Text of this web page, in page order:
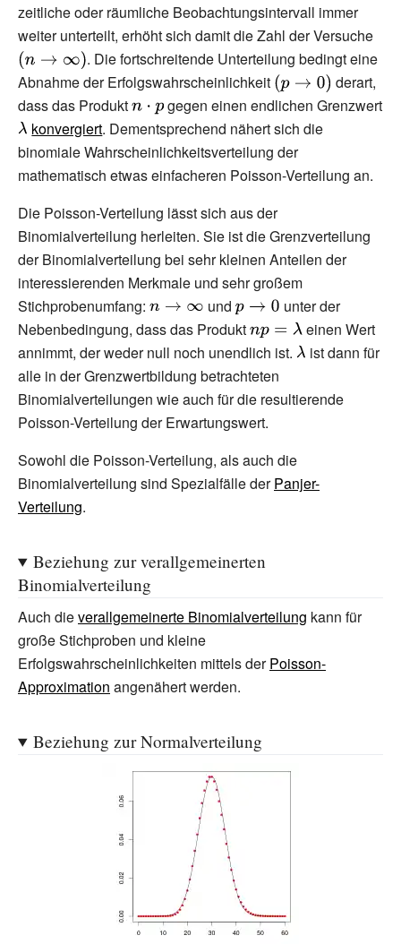
zeitliche oder räumliche Beobachtungsintervall immer
weiter unterteilt, erhöht sich damit die Zahl der Versuche
. Die fortschreitende Unterteilung bedingt eine
Abnahme der Erfolgswahrscheinlichkeit {\displaystyle
(p\to 0)}
derart,
dass das Produkt{\displaystyle
n\cdot p}
gegen einen endlichen Grenzwert
{\displaystyle
\lambda }
konvergiert. Dementsprechend nähert sich die
binomiale Wahrscheinlichkeitsverteilung der
mathematisch etwas einfacheren Poisson-Verteilung an.
Die Poisson-Verteilung lässt sich aus der
Binomialverteilung herleiten. Sie ist die Grenzverteilung
der Binomialverteilung bei sehr kleinen Anteilen der
interessierenden Merkmale und sehr großem
Stichprobenumfang: {\displaystyle
n\rightarrow
\infty }
und{\displaystyle
p\rightarrow
0}
unter der
Nebenbedingung, dass das Produkt{\displaystyle
np=\lambda }
einen Wert
annimmt, der weder null noch unendlich ist. {\displaystyle
ist dann für
alle in der Grenzwertbildung betrachteten
Binomialverteilungen wie auch für die resultierende
Poisson-Verteilung der Erwartungswert.
Sowohl die Poisson-Verteilung, als auch die
Binomialverteilung sind Spezialfälle derPanjer-
Verteilung.
Beziehung zur verallgemeinerten
Binomialverteilung
Auch dieverallgemeinerte Binomialverteilung kann für
große Stichproben und kleine
Erfolgswahrscheinlichkeiten mittels derPoisson-
Approximation angenähert werden.
Beziehung zur Normalverteilung